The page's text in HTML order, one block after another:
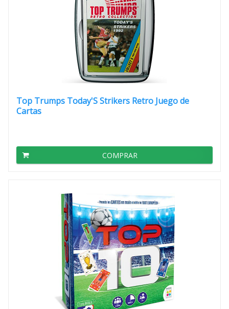
Top Trumps Today'S Strikers Retro Juego de
Cartas
COMPRAR